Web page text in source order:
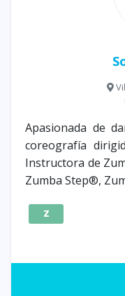
Apasionada de
coreografía
Instructora de
Zumba Step®,
Z